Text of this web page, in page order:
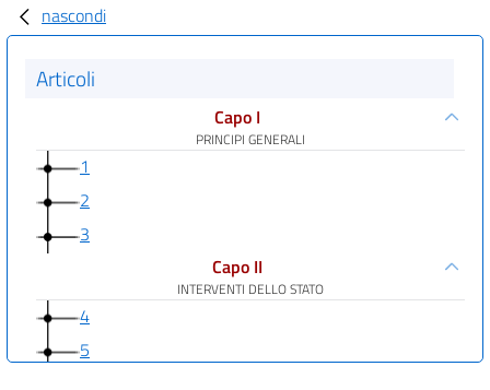
nascondi
Articoli
Capo I
PRINCIPI GENERALI
1
2
3
Capo II
INTERVENTI DELLO STATO
4
5